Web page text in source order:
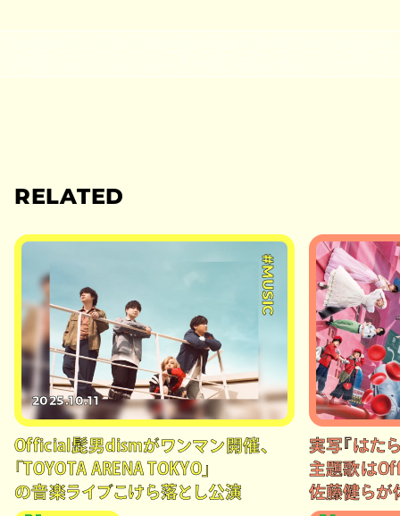
RELATED
#MUSIC
2025.10.11
Official髭男dismがワンマン開催、
「TOYOTA ARENA TOKYO」
の音楽ライブこけら落とし公演
実写『はた
主題歌は
佐藤健らが